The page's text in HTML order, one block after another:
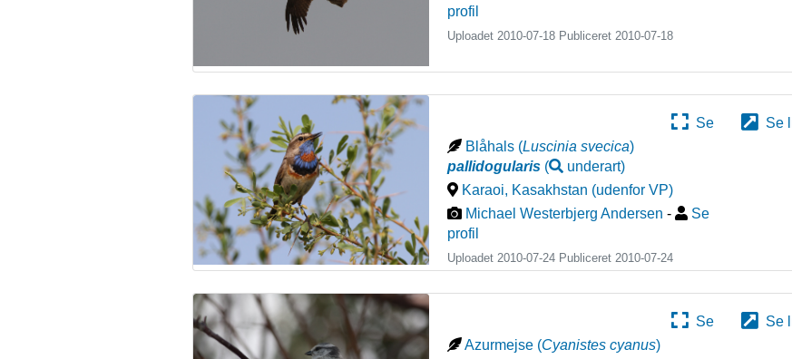
profil
Uploadet 2010-07-18 Publiceret 2010-07-18
Se
Se
Blåhals (Luscinia svecica)
pallidogularis ( underart)
Karaoi, Kasakhstan (udenfor VP)
Michael Westerbjerg Andersen -
Se
profil
Uploadet 2010-07-24 Publiceret 2010-07-24
Se
Se
Azurmejse (Cyanistes cyanus)